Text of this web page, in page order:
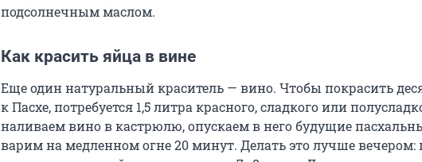
подсолнечным маслом.
Как красить яйца в вине
Еще один натуральный краситель — вино. Чтобы покрасить
к Пасхе, потребуется 1,5 литра красного, сладкого или
наливаем вино в кастрюлю, опускаем в него будущие
варим на медленном огне 20 минут. Делать это лучше вечером: